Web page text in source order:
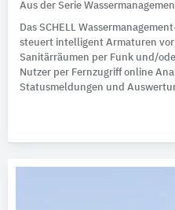
Aus der Serie
Das SCHELL
steuert intelligent Armaturen
Sanitärräumen per Funk und/
Nutzer per Fernzugriff online
Statusmeldungen und